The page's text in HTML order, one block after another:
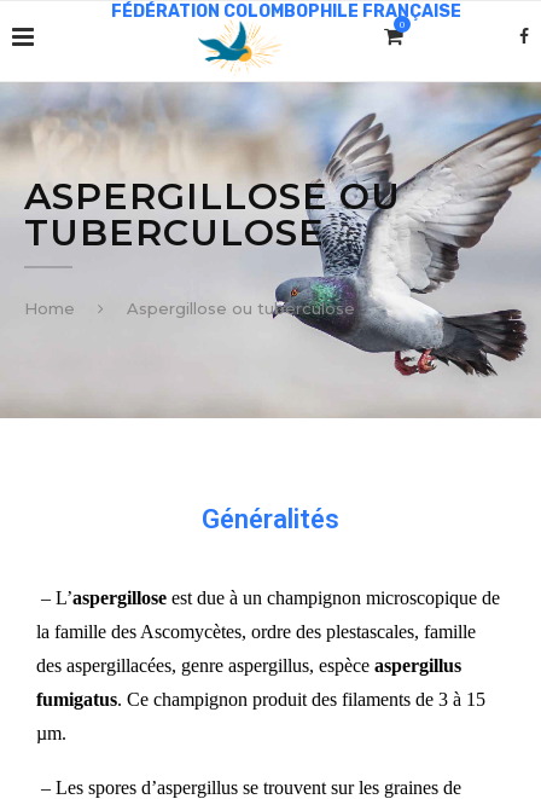
0
ASPERGILLOSE OU
TUBERCULOSE
Home Aspergillose ou tuberculose
Généralités
– L’aspergillose est due à un champignon microscopique de
la famille des Ascomycètes, ordre des plestascales, famille
des aspergillacées, genre aspergillus, espèce aspergillus
fumigatus. Ce champignon produit des filaments de 3 à 15
µm.
– Les spores d’aspergillus se trouvent sur les graines de